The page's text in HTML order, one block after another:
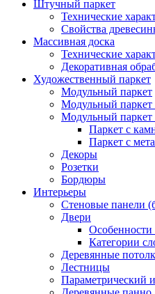
Штучный паркет
Технические
Свойства
Массивная доска
Технические
Декоративная
Художественный паркет
Модульный паркет
Модульный
Модульный паркет
Паркет с
Паркет с
Декоры
Розетки
Бордюры
Интерьеры
Стеновые панели
Двери
Особенности
Категории
Деревянные
Лестницы
Параметрический